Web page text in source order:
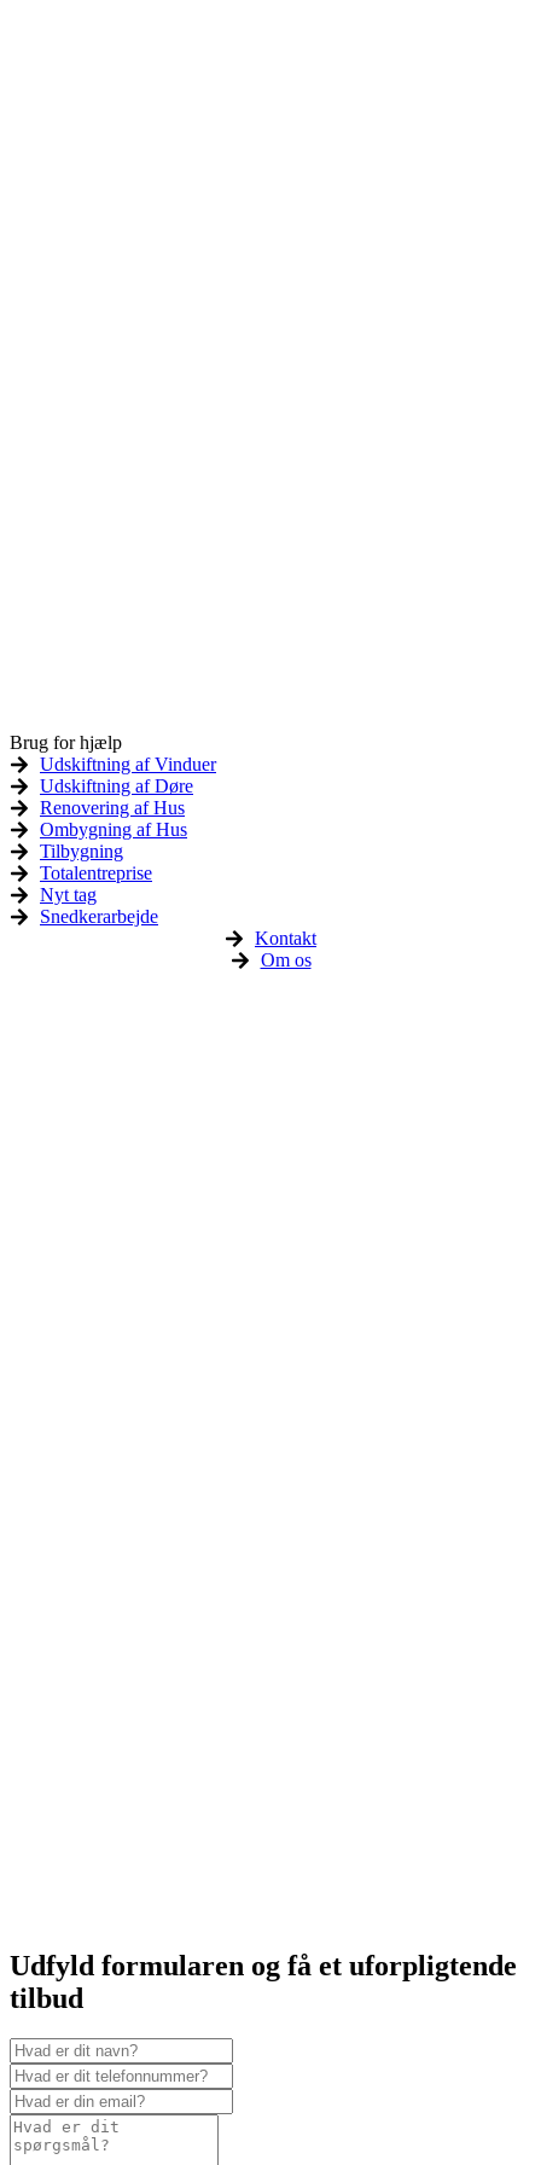
Brug for hjælp
Udskiftning af Vinduer
Udskiftning af Døre
Renovering af Hus
Ombygning af Hus
Tilbygning
Totalentreprise
Nyt tag
Snedkerarbejde
Kontakt
Om os
Udfyld formularen og få et uforpligtende
tilbud